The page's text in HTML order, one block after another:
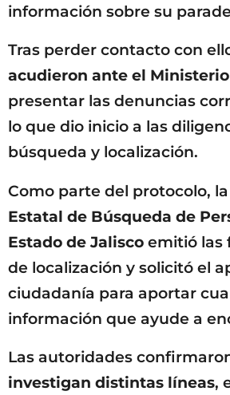
información sobre su
Tras perder contacto con
acudieron ante el
presentar las denuncias
lo que dio inicio a las
búsqueda y localización.
Como parte del protocolo, la
Estatal de Búsqueda de
Estado de Jalisco emitió las
de localización y solicitó el
ciudadanía para aportar
información que ayude a
Las autoridades
investigan distintas líneas,